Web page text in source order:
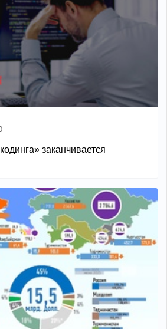
заканчивается